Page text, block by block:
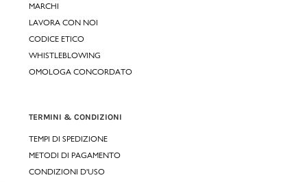
MARCHI
LAVORA CON NOI
CODICE ETICO
WHISTLEBLOWING
OMOLOGA CONCORDATO
TERMINI & CONDIZIONI
TEMPI DI SPEDIZIONE
METODI DI PAGAMENTO
CONDIZIONI D'USO